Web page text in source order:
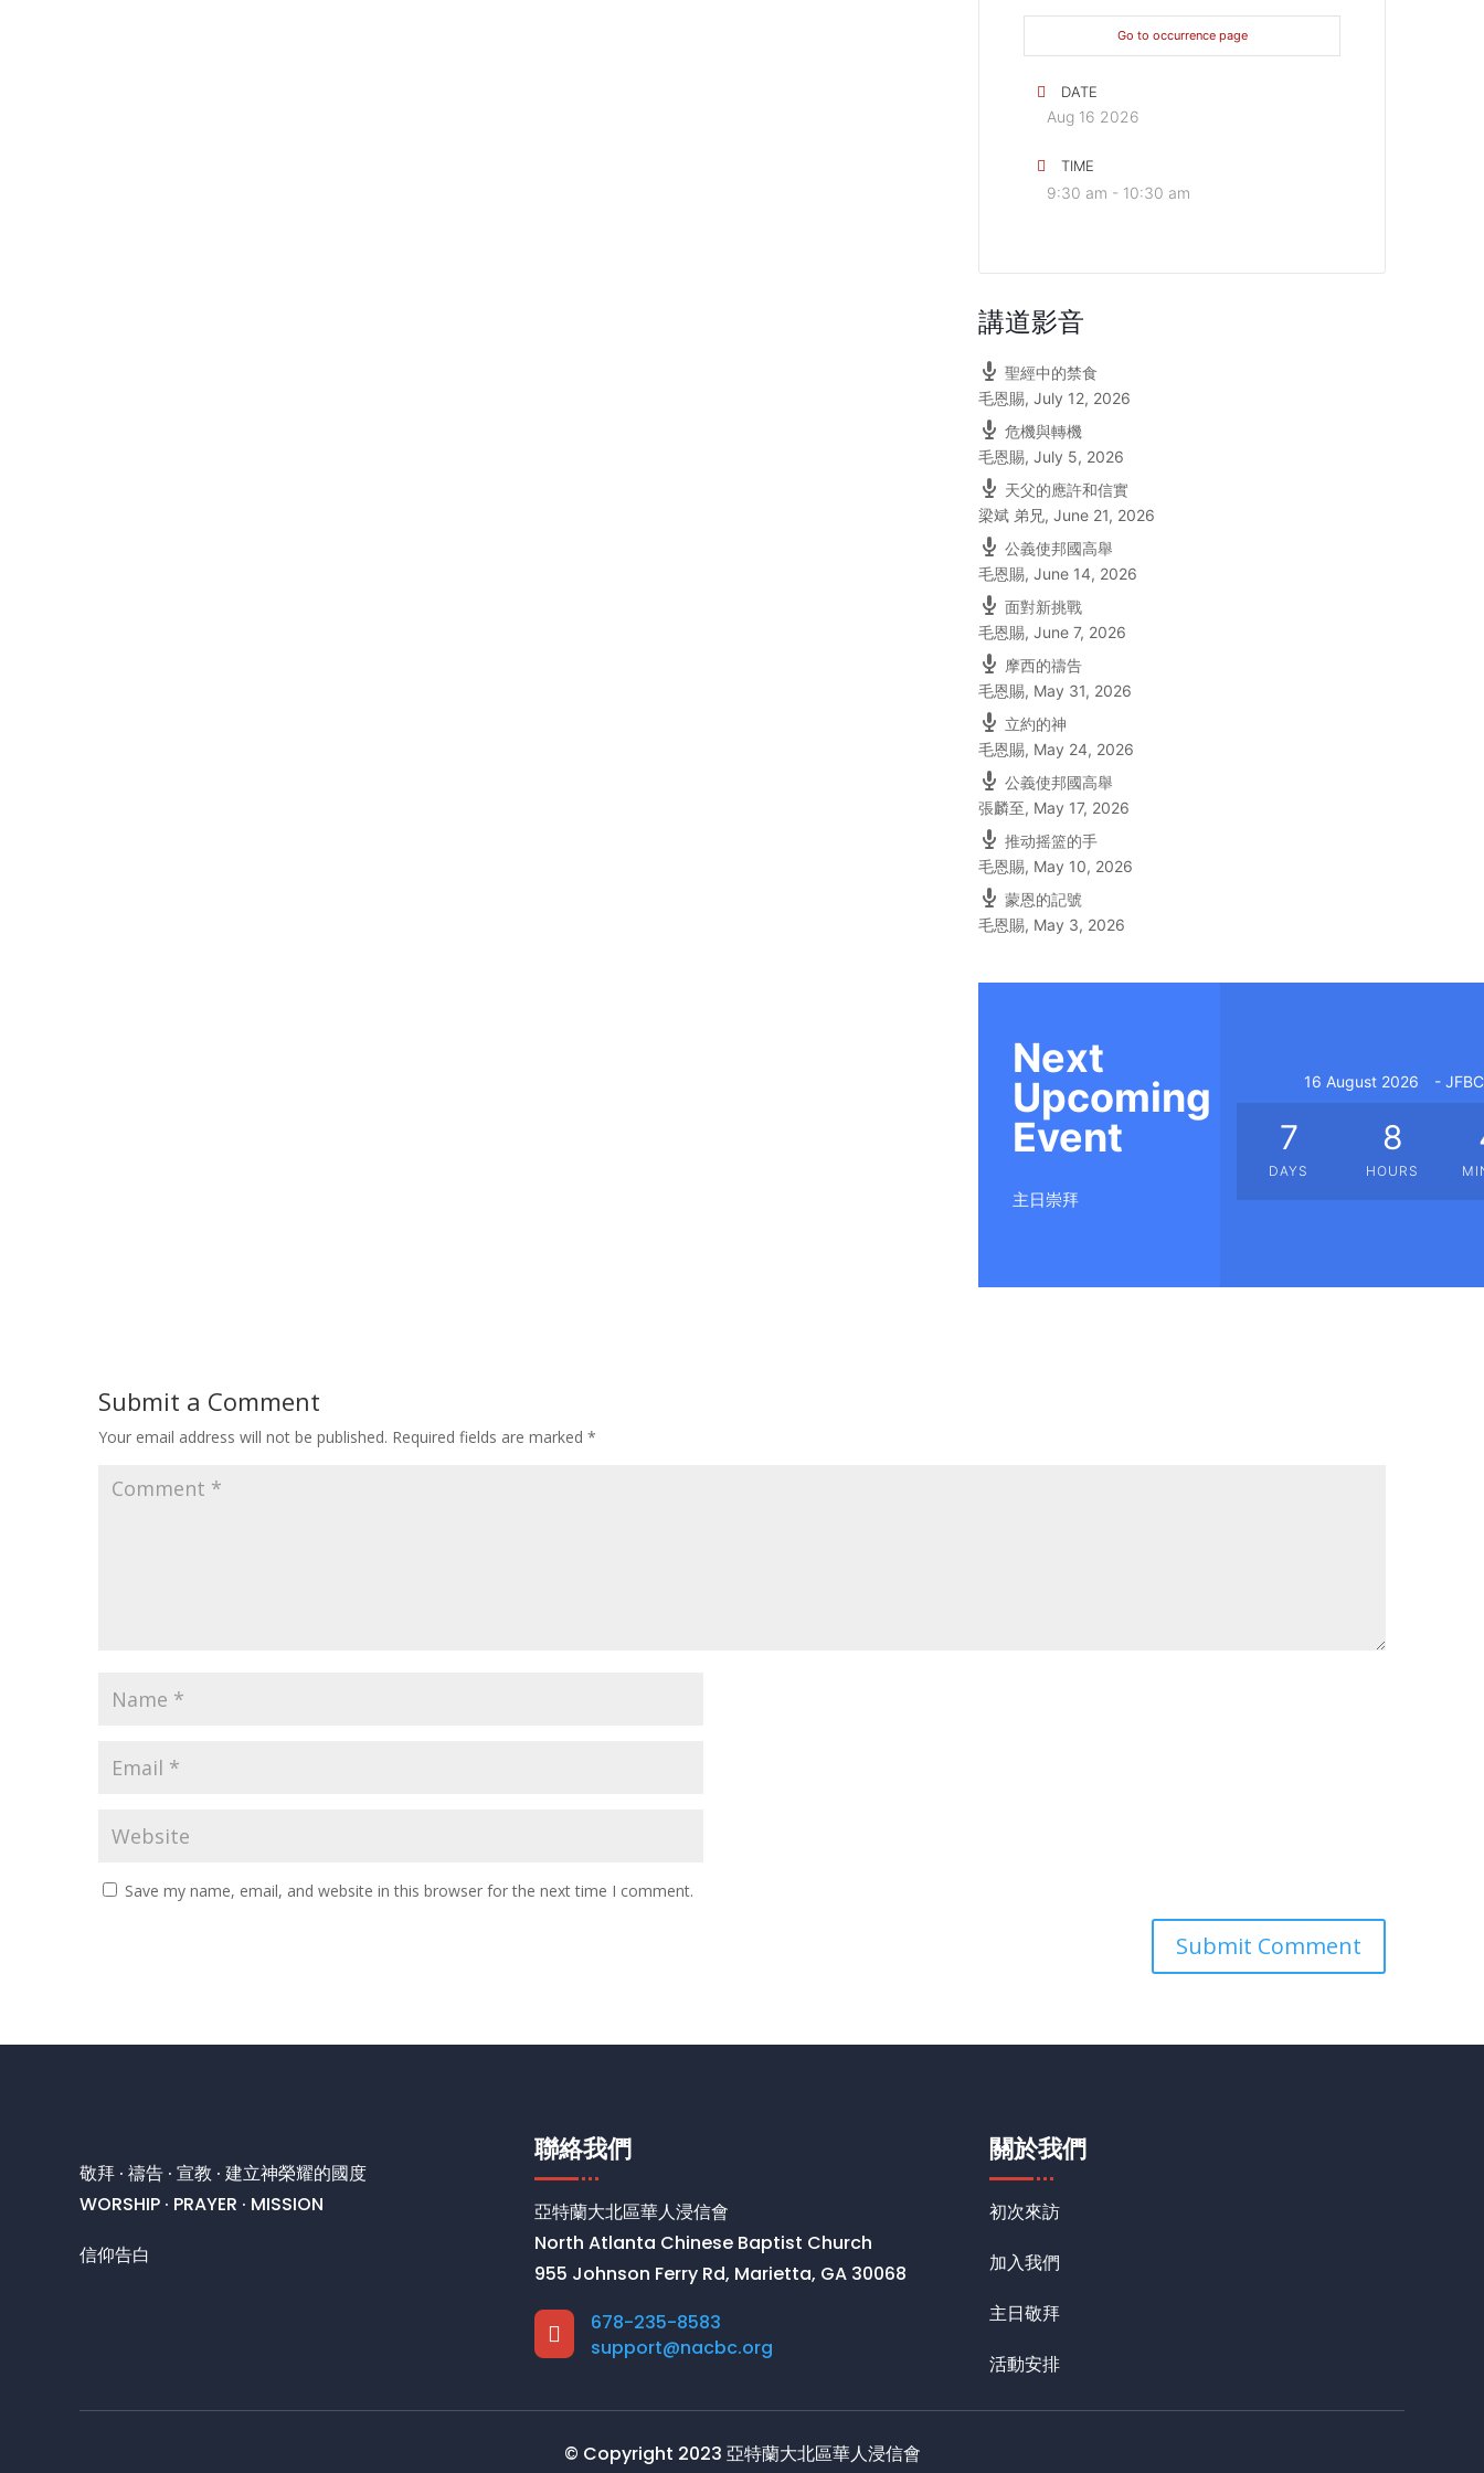
Go to occurrence page
DATE
Aug 16 2026
TIME
9:30 am - 10:30 am
講道影音
聖經中的禁食
毛恩賜,July 12, 2026
危機與轉機
毛恩賜,July 5, 2026
天父的應許和信實
梁斌 弟兄,June 21, 2026
公義使邦國高舉
毛恩賜,June 14, 2026
面對新挑戰
毛恩賜,June 7, 2026
摩西的禱告
毛恩賜, May 31, 2026
立約的神
毛恩賜, May 24, 2026
公義使邦國高舉
張麟至, May 17, 2026
推动摇篮的手
毛恩賜, May 10, 2026
蒙恩的記號
毛恩賜, May 3, 2026
Next
Upcoming
Event
主日崇拜
16 August 2026 -
7
DAYS
8
HOURS
Submit a Comment
Your email address will not be published. Required fields are marked *
Save my name, email, and website in this browser for the next time I comment.
敬拜 · 禱告 · 宣教 · 建立神榮耀的國度
WORSHIP · PRAYER · MISSION
信仰告白
聯絡我們
亞特蘭大北區華人浸信會
North Atlanta Chinese Baptist Church
955 Johnson Ferry Rd, Marietta, GA 30068

678-235-8583
support@nacbc.org
關於我們
初次來訪
加入我們
主日敬拜
活動安排
© Copyright 2023 亞特蘭大北區華人浸信會